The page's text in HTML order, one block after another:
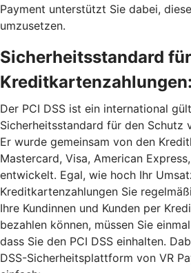
Payment unterstützt Sie dabei,
umzusetzen.
Sicherheitsstandard für
Kreditkartenzahlungen:
Der PCI DSS ist ein international
Sicherheitsstandard für den Schutz
Er wurde gemeinsam von den
Mastercard, Visa, American
entwickelt. Egal, wie hoch Ihr
Kreditkartenzahlungen Sie
Ihre Kundinnen und Kunden per
bezahlen können, müssen Sie
dass Sie den PCI DSS einhalten.
DSS-Sicherheitsplattform von VR